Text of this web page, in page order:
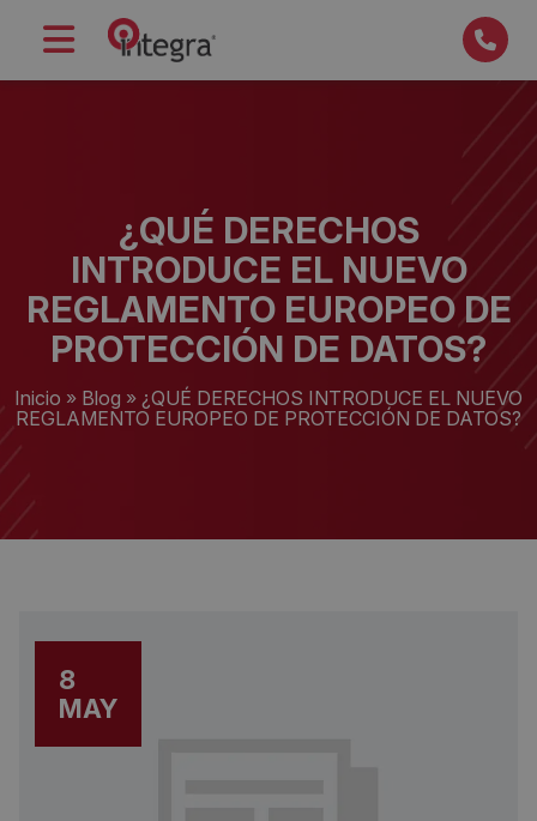
¿QUÉ DERECHOS
INTRODUCE EL NUEVO
REGLAMENTO EUROPEO DE
PROTECCIÓN DE DATOS?
Inicio » Blog » ¿QUÉ DERECHOS INTRODUCE EL NUEVO
REGLAMENTO EUROPEO DE PROTECCIÓN DE DATOS?
8
MAY